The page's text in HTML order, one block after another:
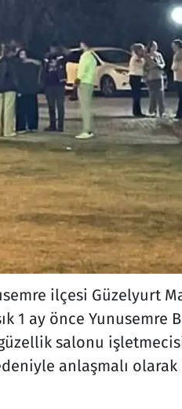
ilçesi Güzelyurt
1 ay önce Yunusemre
salonu
anlaşmalı